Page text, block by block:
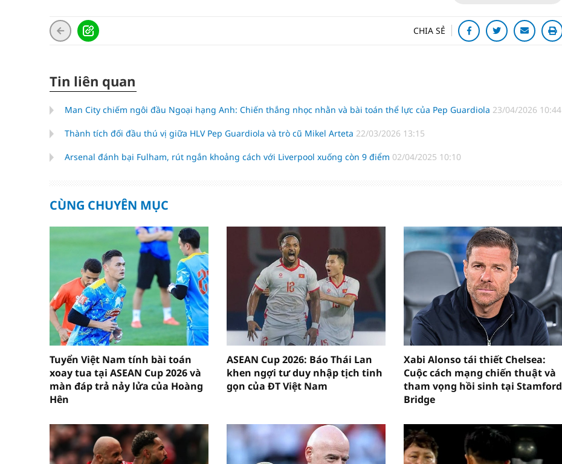
CHIA SẺ
Tin liên quan
Man City chiếm ngôi đầu Ngoại hạng Anh: Chiến thắng nhọc nhằn và bài toán thể lực của Pep Guardiola 23/04/2026 10:44
Thành tích đối đầu thú vị giữa HLV Pep Guardiola và trò cũ Mikel Arteta 22/03/2026 13:15
Arsenal đánh bại Fulham, rút ngắn khoảng cách với Liverpool xuống còn 9 điểm 02/04/2025 10:10
CÙNG CHUYÊN MỤC
Tuyển Việt Nam tính bài toán
xoay tua tại ASEAN Cup 2026 và
màn đáp trả nảy lửa của Hoàng
Hên
ASEAN Cup 2026: Báo Thái Lan
khen ngợi tư duy nhập tịch tinh
gọn của ĐT Việt Nam
Xabi Alonso tái thiết Chelsea:
Cuộc cách mạng chiến thuật và
tham vọng hồi sinh tại Stamford
Bridge